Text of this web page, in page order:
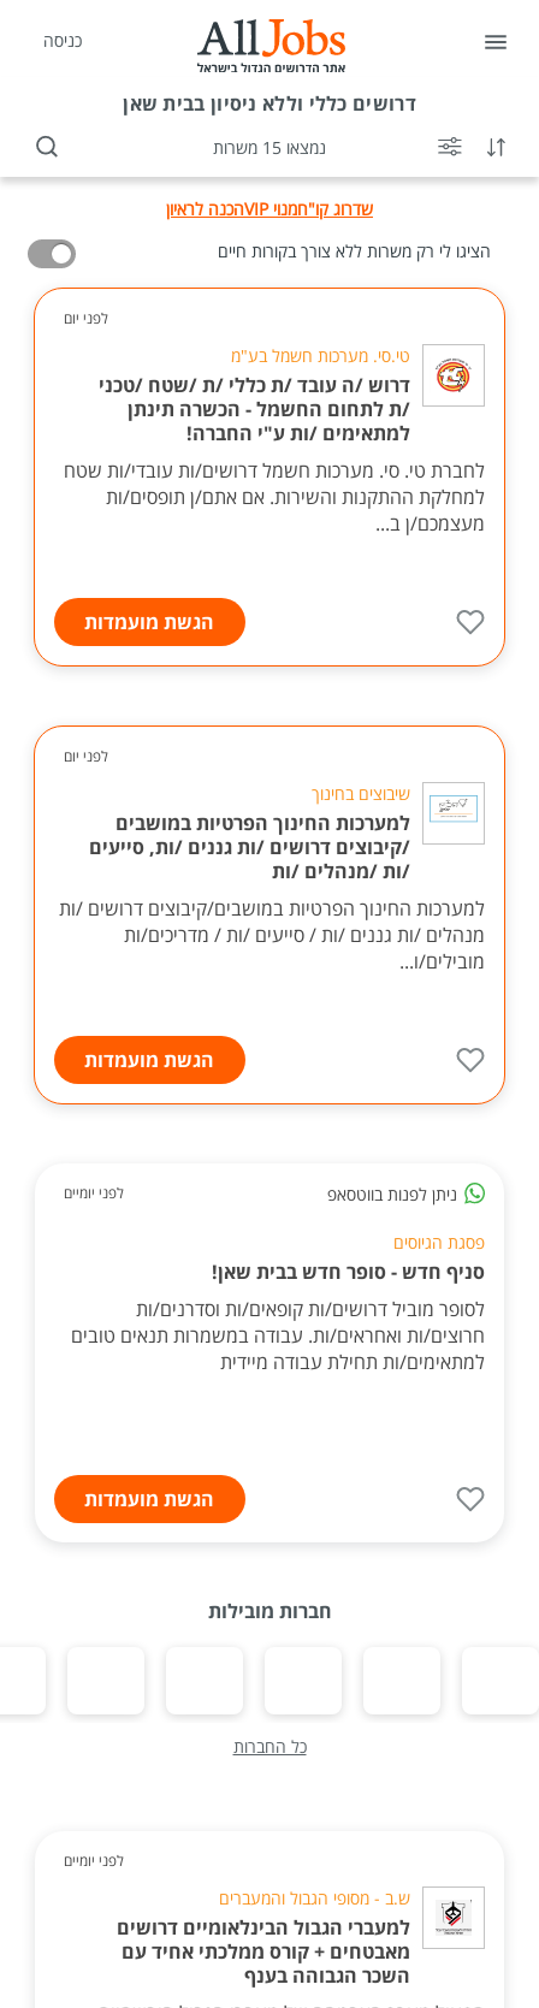
כניסה
דרושים כללי וללא ניסיון בבית שאן
נמצאו 15 משרות
שדרוג קו"חמנוי VIP
הכנה לראיון
הציגו לי רק משרות ללא צורך בקורות חיים
לפני יום
טי.סי. מערכות חשמל בע"מ
דרוש /ה עובד /ת כללי /ת /שטח /טכני
/ת לתחום החשמל - הכשרה תינתן
למתאימים /ות ע"י החברה!
לחברת טי. סי. מערכות חשמל דרושים/ות עובדי/ות שטח
למחלקת ההתקנות והשירות. אם אתם/ן תופסים/ות
מעצמכם/ן ב...
הגשת מועמדות
לפני יום
שיבוצים בחינוך
למערכות החינוך הפרטיות במושבים
/קיבוצים דרושים /ות גננים /ות, סייעים
/ות /מנהלים /ות
למערכות החינוך הפרטיות במושבים/קיבוצים דרושים /ות
מנהלים /ות גננים /ות / סייעים /ות / מדריכים/ות
מובילים/ו...
הגשת מועמדות
ניתן לפנות בווטסאפ לפני יומיים
פסגת הגיוסים
סניף חדש - סופר חדש בבית שאן!
לסופר מוביל דרושים/ות קופאים/ות וסדרנים/ות
חרוצים/ות ואחראים/ות. עבודה במשמרות תנאים טובים
למתאימים/ות תחילת עבודה מיידית
הגשת מועמדות
חברות מובילות
כל החברות
לפני יומיים
ש.ב - מסופי הגבול והמעברים
למעברי הגבול הבינלאומיים דרושים
מאבטחים + קורס ממלכתי אחיד עם
השכר הגבוהה בענף